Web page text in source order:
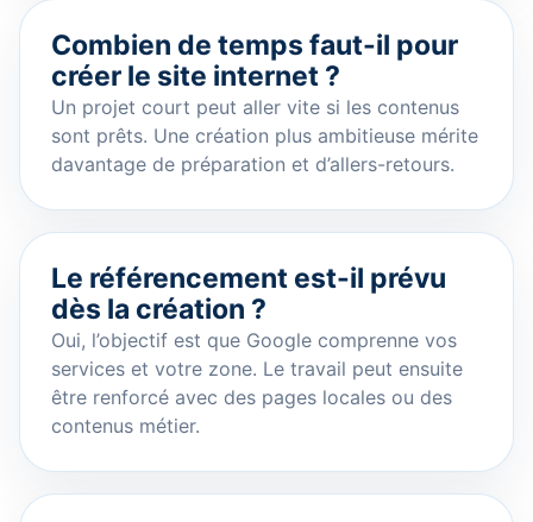
Combien de temps faut-il pour
créer le site internet ?
Un projet court peut aller vite si les contenus
sont prêts. Une création plus ambitieuse mérite
davantage de préparation et d’allers-retours.
Le référencement est-il prévu
dès la création ?
Oui, l’objectif est que Google comprenne vos
services et votre zone. Le travail peut ensuite
être renforcé avec des pages locales ou des
contenus métier.